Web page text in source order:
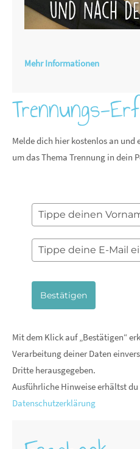
Mehr Informationen
Trennungs-
Melde dich hier kostenlos an und
um das Thema Trennung in dein
Bestätigen
Mit dem Klick auf „Bestätigen“
Verarbeitung deiner Daten
Dritte herausgegeben.
Ausführliche Hinweise erhältst
Datenschutzerklärung